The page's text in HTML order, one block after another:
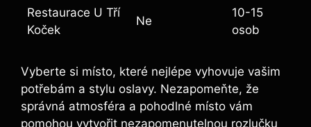
Restaurace U Tří
Koček
Ne
10-15
osob
Vyberte si místo, které nejlépe vyhovuje vašim
potřebám a stylu oslavy. Nezapomeňte, že
správná atmosféra a pohodlné místo vám
pomohou vytvořit nezapomenutelnou rozlučku